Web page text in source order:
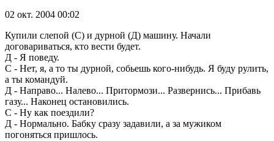
02 окт. 2004 00:02
Купили слепой (С) и дурной (Д) машину. Начали
договариваться, кто вести будет.
Д - Я поведу.
С - Нет, я, а то ты дурной, собьешь кого-нибудь. Я буду рулить,
а ты командуй.
Д - Направо... Налево... Притормози... Развернись... Прибавь
газу... Наконец остановились.
С - Ну как поездили?
Д - Нормально. Бабку сразу задавили, а за мужиком
погоняться пришлось.